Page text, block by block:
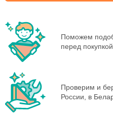
Поможем
перед
Проверим и
России, в